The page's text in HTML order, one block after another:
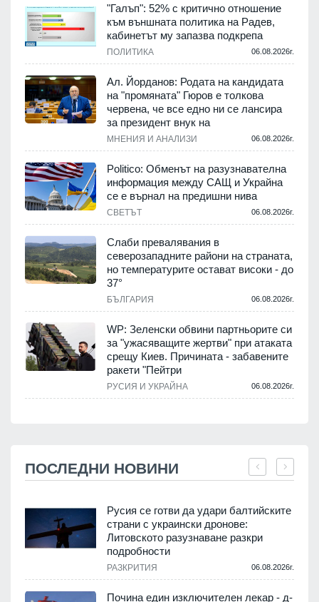
"Галъп": 52% с критично отношение
към външната политика на Радев,
кабинетът му запазва подкрепа
ПОЛИТИКА 06.08.2026г.
Ал. Йорданов: Родата на кандидата
на "промяната" Гюров е толкова
червена, че все едно ни се лансира
за президент внук на
МНЕНИЯ И АНАЛИЗИ 06.08.2026г.
Politico: Обменът на разузнавателна
информация между САЩ и Украйна
се е върнал на предишни нива
СВЕТЪТ 06.08.2026г.
Слаби превалявания в
северозападните райони на страната,
но температурите остават високи - до
37°
БЪЛГАРИЯ 06.08.2026г.
WP: Зеленски обвини партньорите си
за "ужасяващите жертви" при атаката
срещу Киев. Причината - забавените
ракети "Пейтри
РУСИЯ И УКРАЙНА 06.08.2026г.
ПОСЛЕДНИ НОВИНИ
Русия се готви да удари балтийските
страни с украински дронове:
Литовското разузнаване разкри
подробности
РАЗКРИТИЯ 06.08.2026г.
Почина един изключителен лекар - д-